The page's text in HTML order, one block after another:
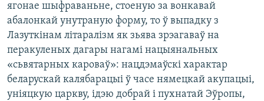
ягонае шыфраваньне, стоеную за вонкавай
абалонкай унутраную форму, то ў выпадку з
Лазуткінам літаралізм як зьява зрэагаваў на
перакуленых дагары нагамі нацыянальных
«сьвятарных кароваў»: нацдэмаўскі характар
беларускай калябарацыі ў часе нямецкай акупацыі,
уніяцкую царкву, ідэю добрай і пухнатай Эўропы,